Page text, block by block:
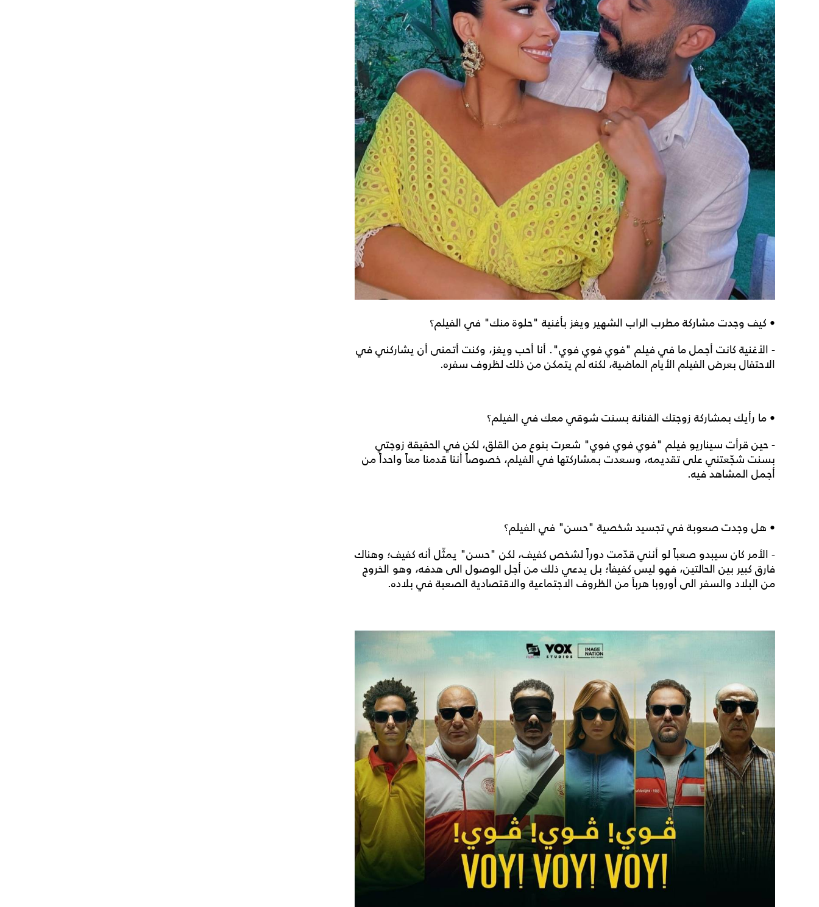
• كيف وجدت مشاركة مطرب الراب الشهير ويغز بأغنية "حلوة منك" في الفيلم؟
- الأغنية كانت أجمل ما في فيلم "فوي فوي فوي". أنا أحب ويغز، وكنت أتمنى أن يشاركني في
الاحتفال بعرض الفيلم الأيام الماضية، لكنه لم يتمكن من ذلك لظروف سفره.
• ما رأيك بمشاركة زوجتك الفنانة بسنت شوقي معك في الفيلم؟
- حين قرأت سيناريو فيلم "فوي فوي فوي" شعرت بنوع من القلق، لكن في الحقيقة زوجتي
بسنت شجّعتني على تقديمه، وسعدت بمشاركتها في الفيلم، خصوصاً أننا قدمنا معاً واحداً من
أجمل المشاهد فيه.
• هل وجدت صعوبة في تجسيد شخصية "حسن" في الفيلم؟
- الأمر كان سيبدو صعباً لو أنني قدّمت دوراً لشخص كفيف، لكن "حسن" يمثّل أنه كفيف؛ وهناك
فارق كبير بين الحالتين، فهو ليس كفيفاً؛ بل يدعي ذلك من أجل الوصول الى هدفه، وهو الخروج
من البلاد والسفر الى أوروبا هرباً من الظروف الاجتماعية والاقتصادية الصعبة في بلاده.